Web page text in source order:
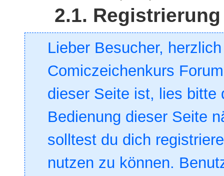
2.1.
Lieber Besucher,
Comiczeichenkurs
dieser Seite ist, lies bitte
Bedienung dieser Seite
solltest du dich
nutzen zu können.